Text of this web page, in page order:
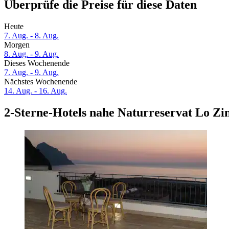
Überprüfe die Preise für diese Daten
Heute
7. Aug. - 8. Aug.
Morgen
8. Aug. - 9. Aug.
Dieses Wochenende
7. Aug. - 9. Aug.
Nächstes Wochenende
14. Aug. - 16. Aug.
2-Sterne-Hotels nahe Naturreservat Lo